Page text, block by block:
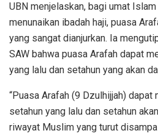
UBN menjelaskan, bagi umat
menunaikan ibadah haji, puasa
yang sangat dianjurkan. Ia
SAW bahwa puasa Arafah dapat
yang lalu dan setahun yang akan
“Puasa Arafah (9 Dzulhijjah) dapat
setahun yang lalu dan setahun
riwayat Muslim yang turut